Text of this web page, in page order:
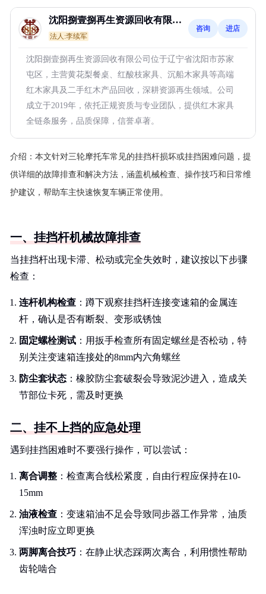
沈阳捌壹捌再生资源回收有限公
司
法人:李续军
咨询 进店
沈阳捌壹捌再生资源回收有限公司位于辽宁省沈阳市苏家
屯区，主营黄花梨餐桌、红酸枝家具、沉船木家具等高端
红木家具及二手红木产品回收，深耕资源再生领域。公司
成立于2019年，依托正规资质与专业团队，提供红木家具
全链条服务，品质保障，信誉卓著。
介绍： 本文针对三轮摩托车常见的挂挡杆损坏或挂挡困难问题，提
供详细的故障排查和解决方法，涵盖机械检查、操作技巧和日常维
护建议，帮助车主快速恢复车辆正常使用。
一、挂挡杆机械故障排查
当挂挡杆出现卡滞、松动或完全失效时，建议按以下步骤
检查：
连杆机构检查 ：蹲下观察挂挡杆连接变速箱的金属连
杆，确认是否有断裂、变形或锈蚀
固定螺栓测试 ：用扳手检查所有固定螺丝是否松动，特
别关注变速箱连接处的8mm内六角螺丝
防尘套状态 ：橡胶防尘套破裂会导致泥沙进入，造成关
节部位卡死，需及时更换
二、挂不上挡的应急处理
遇到挂挡困难时不要强行操作，可以尝试：
离合调整 ：检查离合线松紧度，自由行程应保持在10-
15mm
油液检查 ：变速箱油不足会导致同步器工作异常，油质
浑浊时应立即更换
两脚离合技巧 ：在静止状态踩两次离合，利用惯性帮助
齿轮啮合